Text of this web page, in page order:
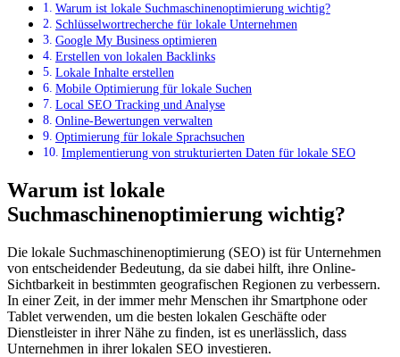
Warum ist lokale Suchmaschinenoptimierung wichtig?
Schlüsselwortrecherche für lokale Unternehmen
Google My Business optimieren
Erstellen von lokalen Backlinks
Lokale Inhalte erstellen
Mobile Optimierung für lokale Suchen
Local SEO Tracking und Analyse
Online-Bewertungen verwalten
Optimierung für lokale Sprachsuchen
Implementierung von strukturierten Daten für lokale SEO
Warum ist lokale
Suchmaschinenoptimierung wichtig?
Die lokale Suchmaschinenoptimierung (SEO) ist für Unternehmen
von entscheidender Bedeutung, da sie dabei hilft, ihre Online-
Sichtbarkeit in bestimmten geografischen Regionen zu verbessern.
In einer Zeit, in der immer mehr Menschen ihr Smartphone oder
Tablet verwenden, um die besten lokalen Geschäfte oder
Dienstleister in ihrer Nähe zu finden, ist es unerlässlich, dass
Unternehmen in ihrer lokalen SEO investieren.